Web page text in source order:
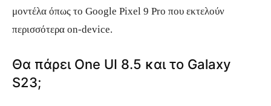
μοντέλα όπως το Google Pixel 9 Pro που εκτελούν
περισσότερα on-device.
Θα πάρει One UI 8.5 και το Galaxy
S23;